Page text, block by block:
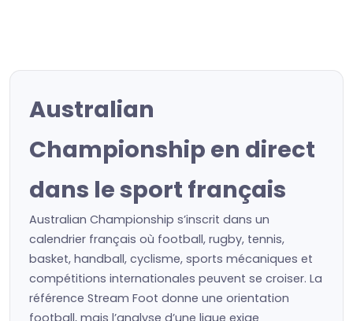
Australian
Championship en direct
dans le sport français
Australian Championship s’inscrit dans un
calendrier français où football, rugby, tennis,
basket, handball, cyclisme, sports mécaniques et
compétitions internationales peuvent se croiser. La
référence Stream Foot donne une orientation
football, mais l’analyse d’une ligue exige